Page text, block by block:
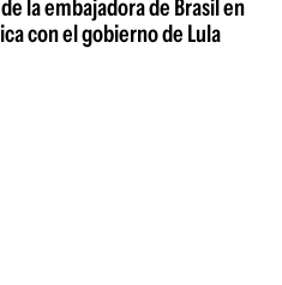
la embajadora de Brasil en
con el gobierno de Lula